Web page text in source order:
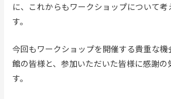
に、これからもワークショップについて考
す。
今回もワークショップを開催する貴重な
館の皆様と、参加いただいた皆様に感謝の
す。